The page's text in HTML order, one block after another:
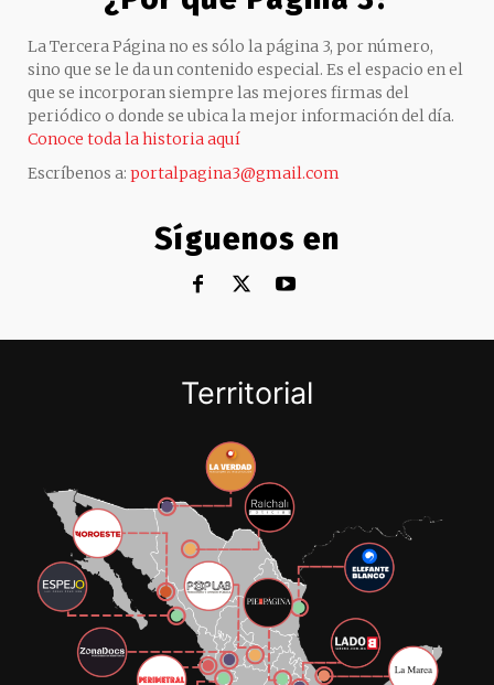
La Tercera Página no es sólo la página 3, por número,
sino que se le da un contenido especial. Es el espacio en el
que se incorporan siempre las mejores firmas del
periódico o donde se ubica la mejor información del día.
Conoce toda la historia aquí
Escríbenos a: portalpagina3@gmail.com
Síguenos en
Territorial